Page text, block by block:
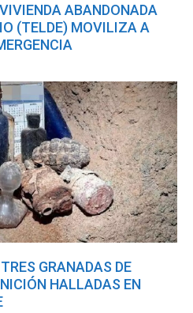
ABANDONADA
(TELDE) MOVILIZA A
GRANADAS DE
HALLADAS EN